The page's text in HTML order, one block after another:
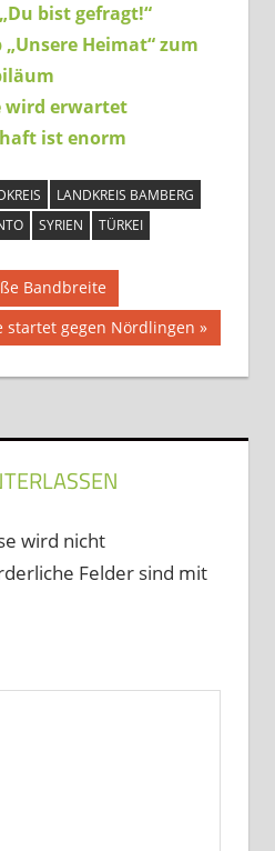
bist gefragt!“
Heimat“ zum
wird erwartet
ist enorm
LANDKREIS BAMBERG
SYRIEN TÜRKEI
Bandbreite
startet gegen Nördlingen
wird nicht
Felder sind mit